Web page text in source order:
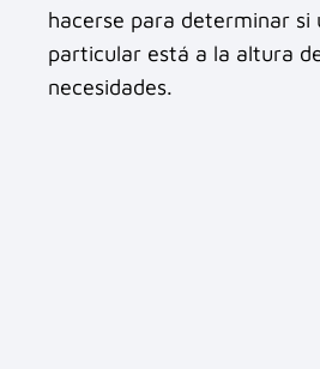
hacerse para determinar si
particular está a la altura
necesidades.